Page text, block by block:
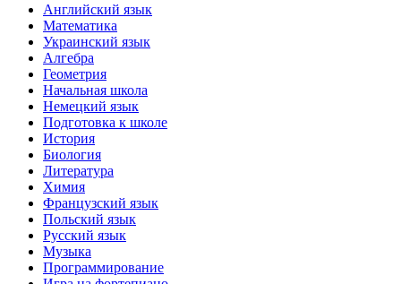
Английский язык
Математика
Украинский язык
Алгебра
Геометрия
Начальная школа
Немецкий язык
Подготовка к школе
История
Биология
Литература
Химия
Французский язык
Польский язык
Русский язык
Музыка
Программирование